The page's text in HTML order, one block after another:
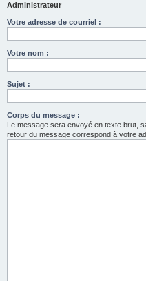
Administrateur
Votre adresse de courriel :
Votre nom :
Sujet :
Corps du message :
Le message sera envoyé en texte brut,
retour du message correspond à votre